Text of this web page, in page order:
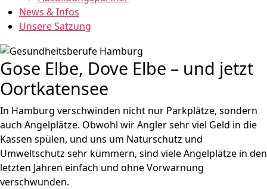
News & Infos
Unsere Satzung
Gose Elbe, Dove Elbe – und jetzt
Oortkatensee
In Hamburg verschwinden nicht nur Parkplätze, sondern
auch Angelplätze. Obwohl wir Angler sehr viel Geld in die
Kassen spülen, und uns um Naturschutz und
Umweltschutz sehr kümmern, sind viele Angelplätze in den
letzten Jahren einfach und ohne Vorwarnung
verschwunden.